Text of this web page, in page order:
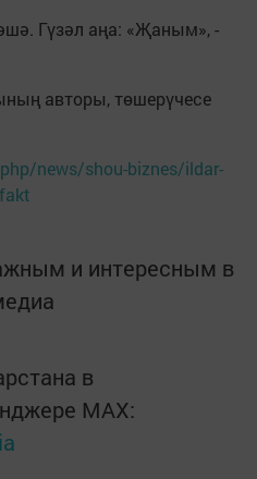
Гүзәл аңа: «Җаным», -
авторы, төшерүчесе
news/shou-biznes/ildar-
и интересным в
в
MАХ: